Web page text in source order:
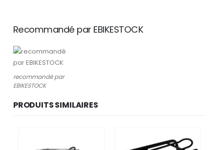
Recommandé par EBIKESTOCK
recommandé par
EBIKESTOCK
PRODUITS SIMILAIRES